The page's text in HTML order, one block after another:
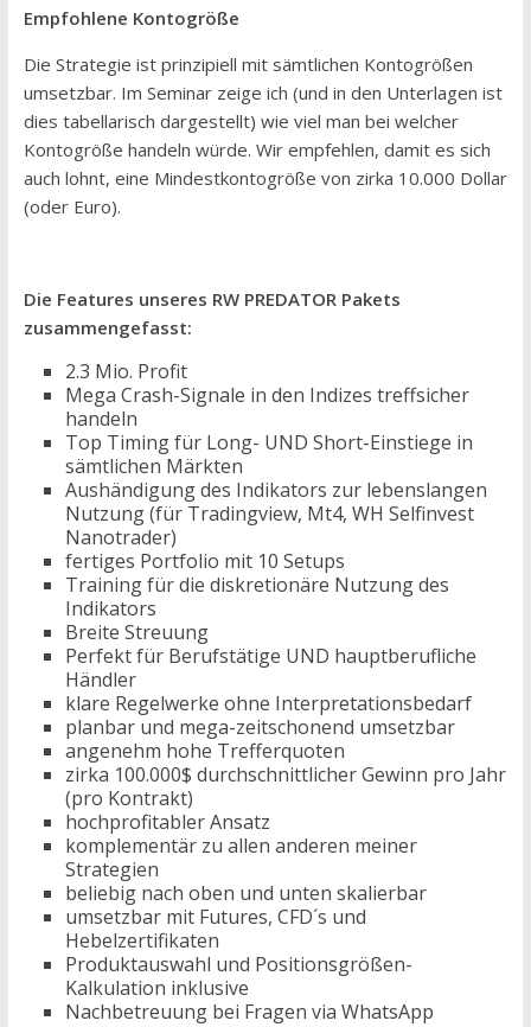
Empfohlene Kontogröße
Die Strategie ist prinzipiell mit sämtlichen Kontogrößen
umsetzbar. Im Seminar zeige ich (und in den Unterlagen ist
dies tabellarisch dargestellt) wie viel man bei welcher
Kontogröße handeln würde. Wir empfehlen, damit es sich
auch lohnt, eine Mindestkontogröße von zirka 10.000 Dollar
(oder Euro).
Die Features unseres RW PREDATOR Pakets
zusammengefasst:
2.3 Mio. Profit
Mega Crash-Signale in den Indizes treffsicher
handeln
Top Timing für Long- UND Short-Einstiege in
sämtlichen Märkten
Aushändigung des Indikators zur lebenslangen
Nutzung (für Tradingview, Mt4, WH Selfinvest
Nanotrader)
fertiges Portfolio mit 10 Setups
Training für die diskretionäre Nutzung des
Indikators
Breite Streuung
Perfekt für Berufstätige UND hauptberufliche
Händler
klare Regelwerke ohne Interpretationsbedarf
planbar und mega-zeitschonend umsetzbar
angenehm hohe Trefferquoten
zirka 100.000$ durchschnittlicher Gewinn pro Jahr
(pro Kontrakt)
hochprofitabler Ansatz
komplementär zu allen anderen meiner
Strategien
beliebig nach oben und unten skalierbar
umsetzbar mit Futures, CFD´s und
Hebelzertifikaten
Produktauswahl und Positionsgrößen-
Kalkulation inklusive
Nachbetreuung bei Fragen via WhatsApp